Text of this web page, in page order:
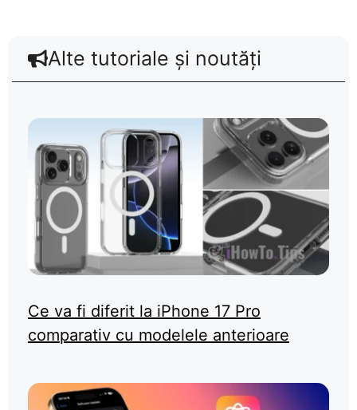
Alte tutoriale și noutăți
Ce va fi diferit la iPhone 17 Pro
comparativ cu modelele anterioare